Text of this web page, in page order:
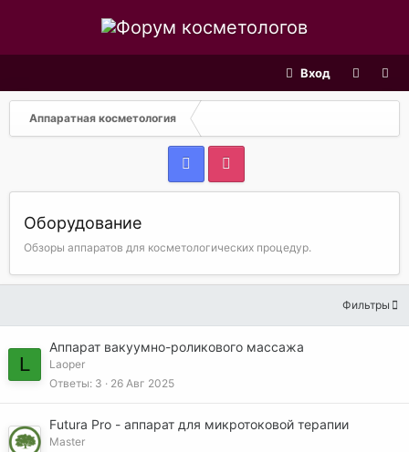
Вход
Аппаратная косметология
Оборудование
Обзоры аппаратов для косметологических процедур.
Фильтры
L
Аппарат вакуумно-роликового массажа
Laoper
Ответы 3 26 Авг 2025
Futura Pro - аппарат для микротоковой терапии
Master